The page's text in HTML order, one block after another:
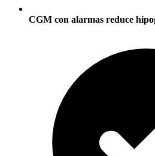
CGM con alarmas reduce